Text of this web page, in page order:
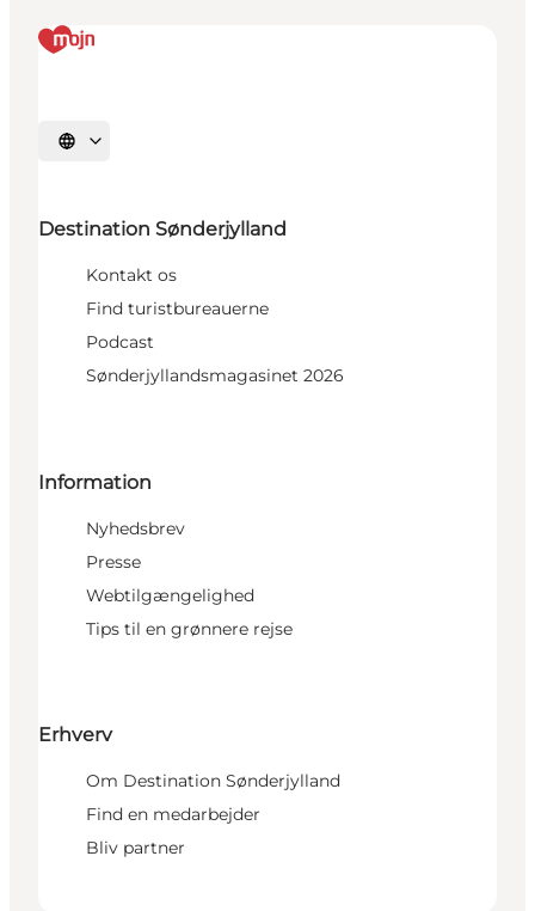
Vælg sprog
Destination Sønderjylland
Kontakt os
Find turistbureauerne
Podcast
Sønderjyllandsmagasinet 2026
Information
Nyhedsbrev
Presse
Webtilgængelighed
Tips til en grønnere rejse
Erhverv
Om Destination Sønderjylland
Find en medarbejder
Bliv partner